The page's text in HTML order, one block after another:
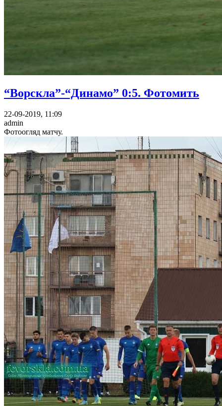
“Ворскла”-“Динамо” 0:5. Фотомить
22-09-2019, 11:09
admin
Фотоогляд матчу.